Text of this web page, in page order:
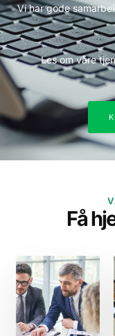
Vi har gode
Les om våre
Få